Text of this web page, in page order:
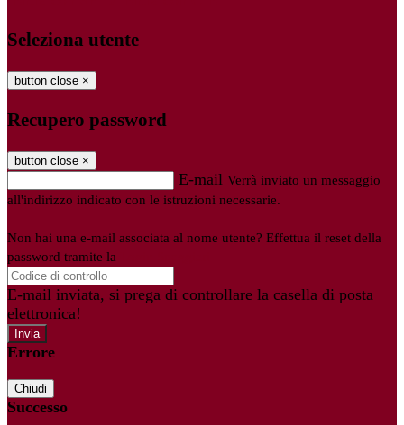
Seleziona utente
button close ×
Recupero password
button close ×
E-mail Verrà inviato un messaggio
all'indirizzo indicato con le istruzioni necessarie.
Non hai una e-mail associata al nome utente? Effettua il reset della
password tramite la
E-mail inviata, si prega di controllare la casella di posta
elettronica!
Errore
Chiudi
Successo